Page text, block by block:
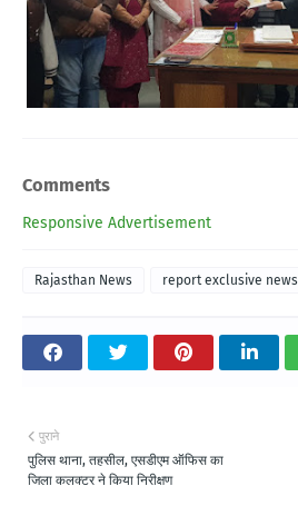
Comments
Responsive Advertisement
Rajasthan News report exclusive news
पुराने
पुलिस थाना, तहसील, एसडीएम ऑफिस का
जिला कलक्टर ने किया निरीक्षण